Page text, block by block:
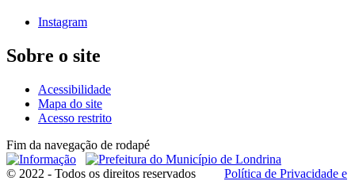
Instagram
Sobre o site
Acessibilidade
Mapa do site
Acesso restrito
Fim da navegação de rodapé
© 2022 - Todos os direitos reservados Política de Privacidade e